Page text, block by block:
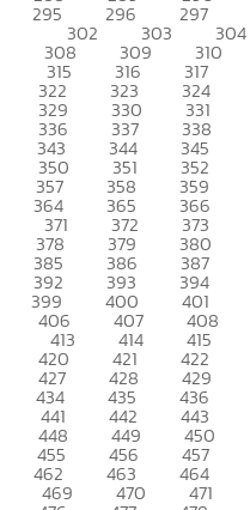
295 296 297
302 303 304
308 309 310
315 316 317
322 323 324
329 330 331
336 337 338
343 344 345
350 351 352
357 358 359
364 365 366
371 372 373
378 379 380
385 386 387
392 393 394
399 400 401
406 407 408
413 414 415
420 421 422
427 428 429
434 435 436
441 442 443
448 449 450
455 456 457
462 463 464
469 470 471